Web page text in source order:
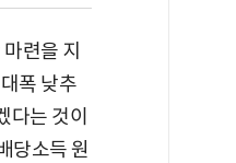
련을 지
폭 낮추
다는 것이
당소득 원